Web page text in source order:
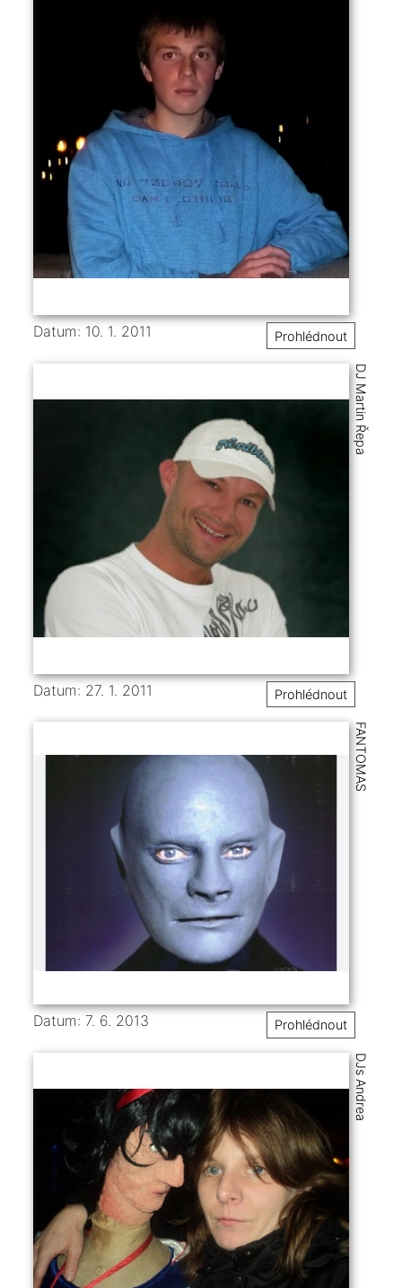
Datum: 10. 1. 2011 Prohlédnout
DJ Martin Řepa
Datum: 27. 1. 2011 Prohlédnout
FANTOMAS
Datum: 7. 6. 2013 Prohlédnout
DJs Andrea